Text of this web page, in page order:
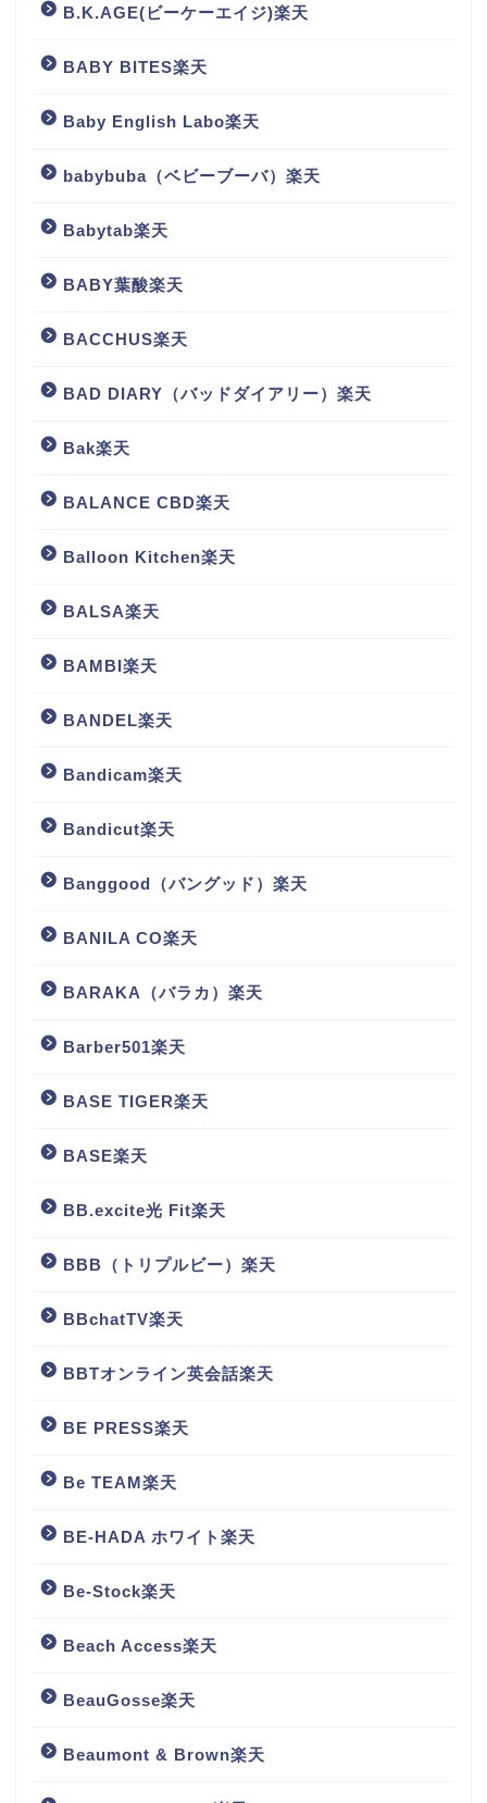
B.K.AGE(ビーケーエイジ)楽天
BABY BITES楽天
Baby English Labo楽天
babybuba（ベビーブーバ）楽天
Babytab楽天
BABY葉酸楽天
BACCHUS楽天
BAD DIARY（バッドダイアリー）楽天
Bak楽天
BALANCE CBD楽天
Balloon Kitchen楽天
BALSA楽天
BAMBI楽天
BANDEL楽天
Bandicam楽天
Bandicut楽天
Banggood（バングッド）楽天
BANILA CO楽天
BARAKA（バラカ）楽天
Barber501楽天
BASE TIGER楽天
BASE楽天
BB.excite光 Fit楽天
BBB（トリプルビー）楽天
BBchatTV楽天
BBTオンライン英会話楽天
BE PRESS楽天
Be TEAM楽天
BE-HADA ホワイト楽天
Be-Stock楽天
Beach Access楽天
BeauGosse楽天
Beaumont & Brown楽天